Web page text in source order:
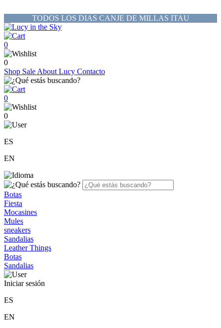
TODOS LOS DIAS CANJE DE MILLAS ITAU
0
0
Shop Sale About Lucy Contacto
0
0
ES
EN
Botas
Fiesta
Mocasines
Mules
sneakers
Sandalias
Leather Things
Botas
Sandalias
Iniciar sesión
ES
EN